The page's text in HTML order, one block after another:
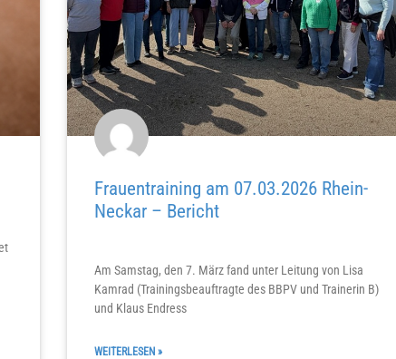
Frauentraining am 07.03.2026 Rhein-
Neckar – Bericht
Am Samstag, den 7. März fand unter Leitung von Lisa
Kamrad (Trainingsbeauftragte des BBPV und Trainerin B)
und Klaus Endress
WEITERLESEN »